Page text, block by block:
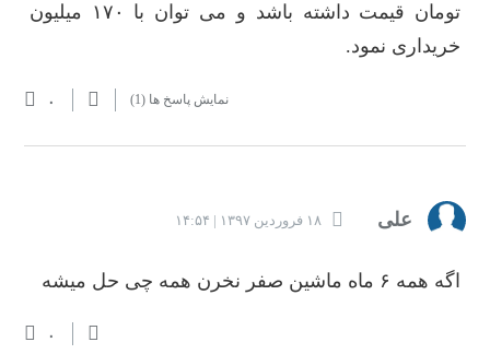
تومان قیمت داشته باشد و می توان با ۱۷۰ میلیون
خریداری نمود.
۰ نمایش پاسخ ها (1)
علی ۱۸ فروردین ۱۳۹۷ | ۱۴:۵۴
اگه همه ۶ ماه ماشین صفر نخرن همه چی حل میشه
۰